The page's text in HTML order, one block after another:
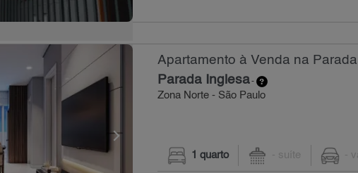
Apartamento à Venda na
Parada Inglesa-
Zona Norte - São Paulo
1 quarto - suíte -